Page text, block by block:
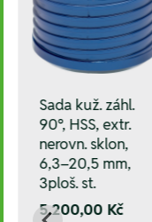
Sada kuž. záhl.
90°, HSS, extr.
nerovn. sklon,
6,3–20,5 mm,
3ploš. st.
5.200,00 Kč